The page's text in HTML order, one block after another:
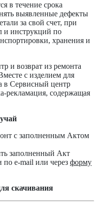
в течение срока
выявленные дефекты
за свой счет, при
и инструкций по
хранения и
и возврат из ремонта
с изделием для
в Сервисный центр
рекламация, содержащая
с заполненным Актом
заполненный Акт
e-mail или через форму
скачивания